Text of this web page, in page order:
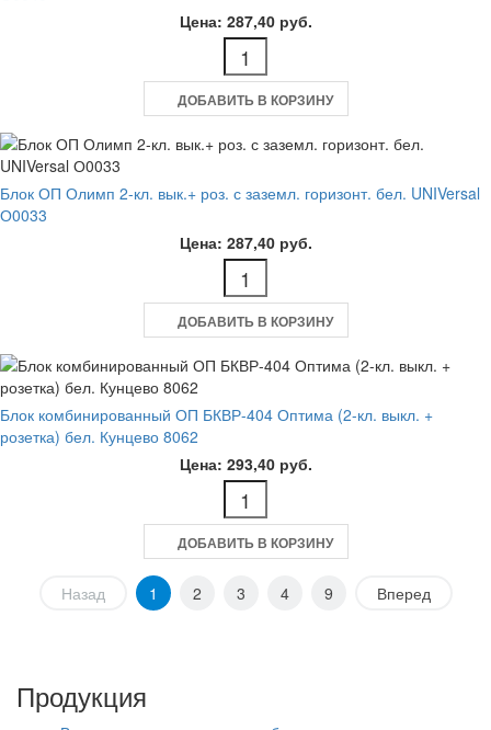
Цена: 287,40 руб.
ДОБАВИТЬ В КОРЗИНУ
Блок ОП Олимп 2-кл. вык.+ роз. с заземл. горизонт. бел. UNIVersal
О0033
Цена: 287,40 руб.
ДОБАВИТЬ В КОРЗИНУ
Блок комбинированный ОП БКВР-404 Оптима (2-кл. выкл. +
розетка) бел. Кунцево 8062
Цена: 293,40 руб.
ДОБАВИТЬ В КОРЗИНУ
Назад 1 2 3 4 9 Вперед
Продукция